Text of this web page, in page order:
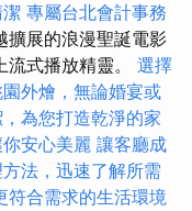
專屬台北會計事務
展的浪漫聖誕電影
式播放精靈。 選擇
外燴，無論婚宴或
為您打造乾淨的家
安心美麗 讓客廳成
法，迅速了解所需
符合需求的生活環境